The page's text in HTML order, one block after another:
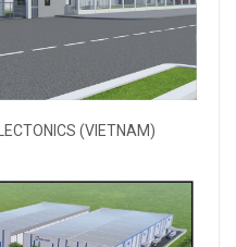
(VIETNAM)